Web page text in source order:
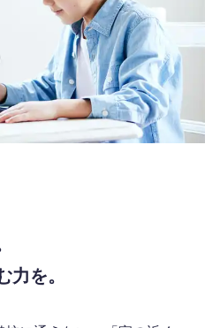
を。